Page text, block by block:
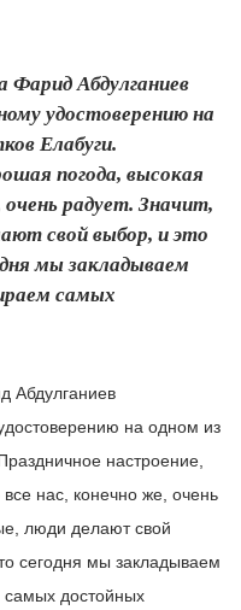
Абдулганиев
удостоверению на
Елабуги.
погода, высокая
радует. Значит,
свой выбор, и это
мы закладываем
самых
Абдулганиев
на одном из
настроение,
нас, конечно же, очень
люди делают свой
сегодня мы закладываем
достойных